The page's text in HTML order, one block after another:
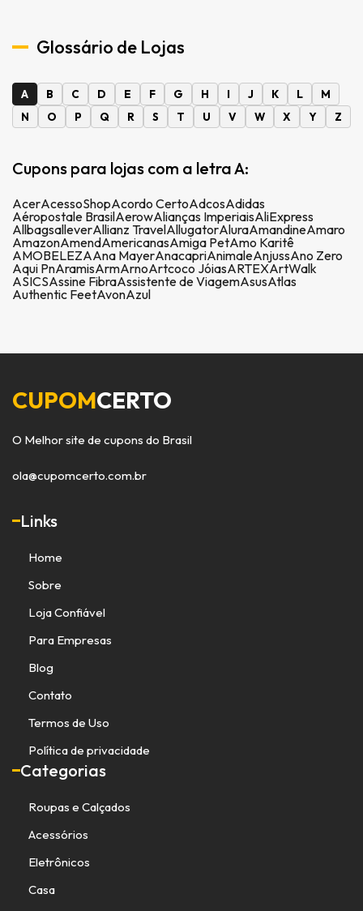
Glossário de Lojas
A B C D E F G H I J K L
M
N
O P Q R S T U V W X Y Z
Cupons para lojas com a letra A:
AcerAcessoShopAcordo CertoAdcosAdidas
Aéropostale BrasilAerowAlianças ImperiaisAliExpress
AllbagsalleverAllianz TravelAllugatorAluraAmandineAmaro
AmazonAmendAmericanasAmiga PetAmo Karitê
AMOBELEZAAna MayerAnacapriAnimaleAnjussAno Zero
Aqui PnAramisArmArnoArtcoco JóiasARTEXArtWalk
ASICSAssine FibraAssistente de ViagemAsusAtlas
Authentic FeetAvonAzul
CUPOMCERTO
O Melhor site de cupons do Brasil
ola@cupomcerto.com.br
Links
Home
Sobre
Loja Confiável
Para Empresas
Blog
Contato
Termos de Uso
Política de privacidade
Categorias
Roupas e Calçados
Acessórios
Eletrônicos
Casa